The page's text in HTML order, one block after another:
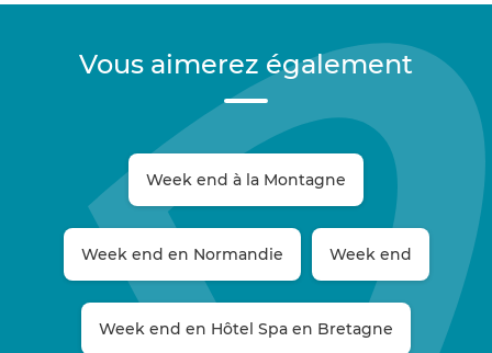
Vous aimerez également
Week end à la Montagne
Week end en Normandie Week end
Week end en Hôtel Spa en Bretagne